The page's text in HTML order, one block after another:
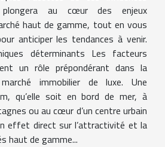
plongera au cœur des enjeux
haut de gamme, tout en vous
anticiper les tendances à venir.
déterminants Les facteurs
un rôle prépondérant dans la
immobilier de luxe. Une
qu’elle soit en bord de mer, à
ou au cœur d’un centre urbain
effet direct sur l’attractivité et la
haut de gamme...